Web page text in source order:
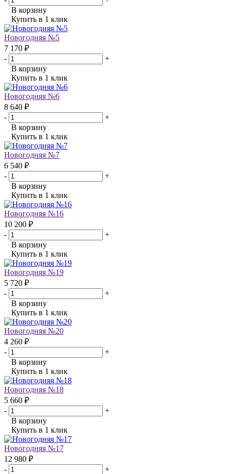
В корзину
Купить в 1 клик
Новогодняя №5
7 170 ₽
-
+
В корзину
Купить в 1 клик
Новогодняя №6
8 640 ₽
-
+
В корзину
Купить в 1 клик
Новогодняя №7
6 540 ₽
-
+
В корзину
Купить в 1 клик
Новогодняя №16
10 200 ₽
-
+
В корзину
Купить в 1 клик
Новогодняя №19
5 720 ₽
-
+
В корзину
Купить в 1 клик
Новогодняя №20
4 260 ₽
-
+
В корзину
Купить в 1 клик
Новогодняя №18
5 660 ₽
-
+
В корзину
Купить в 1 клик
Новогодняя №17
12 980 ₽
-
+